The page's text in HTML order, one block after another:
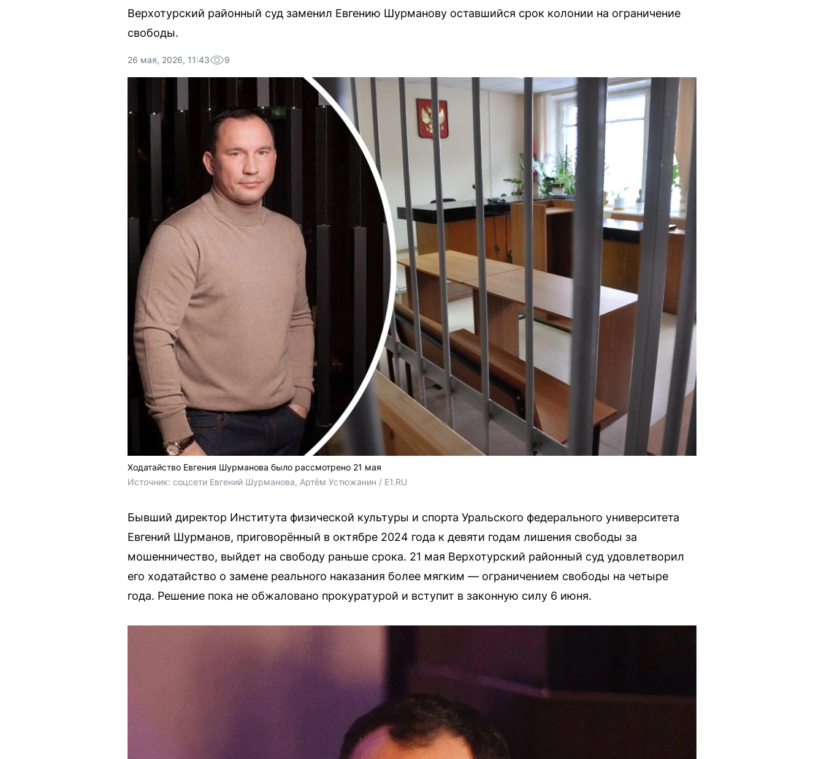
Верхотурский районный суд заменил Евгению Шурманову оставшийся срок колонии на ограничение
свободы.
26 мая, 2026, 11:43 9
Ходатайство Евгения Шурманова было рассмотрено 21 мая
Источник: соцсети Евгений Шурманова, Артём Устюжанин / E1.RU
Бывший директор Института физической культуры и спорта Уральского федерального университета
Евгений Шурманов, приговорённый в октябре 2024 года к девяти годам лишения свободы за
мошенничество, выйдет на свободу раньше срока. 21 мая Верхотурский районный суд удовлетворил
его ходатайство о замене реального наказания более мягким — ограничением свободы на четыре
года. Решение пока не обжаловано прокуратурой и вступит в законную силу 6 июня.